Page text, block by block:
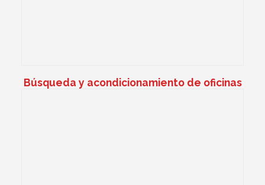
Búsqueda y acondicionamiento de oficinas